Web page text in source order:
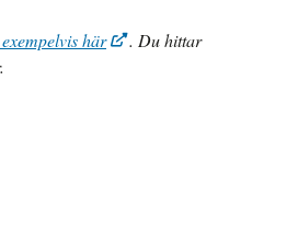
här
. Du hittar